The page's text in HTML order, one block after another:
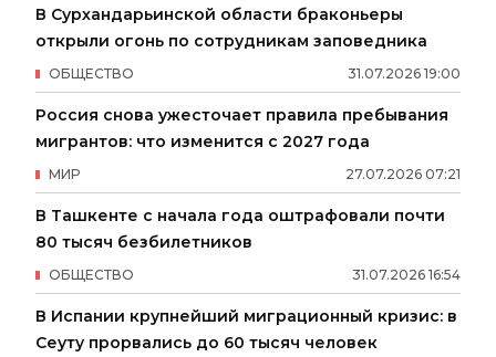
В Сурхандарьинской области браконьеры
открыли огонь по сотрудникам заповедника
31.07.2026 19:00
ОБЩЕСТВО
Россия снова ужесточает правила пребывания
мигрантов: что изменится с 2027 года
27.07.2026 07:21
МИР
В Ташкенте с начала года оштрафовали почти
80 тысяч безбилетников
31.07.2026 16:54
ОБЩЕСТВО
В Испании крупнейший миграционный кризис: в
Сеуту прорвались до 60 тысяч человек